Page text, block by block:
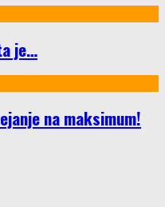
je…
na maksimum!